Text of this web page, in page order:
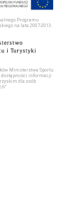
Programu
na lata 2007-2013.
Ministerstwa Sportu
dostępności informacji
dla osób